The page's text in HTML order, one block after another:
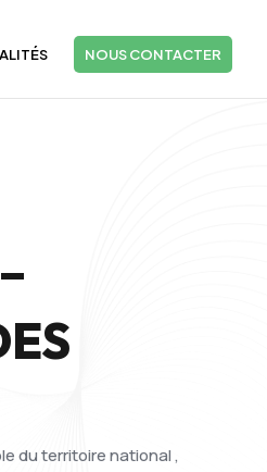
NOUS CONTACTER
du territoire national ,